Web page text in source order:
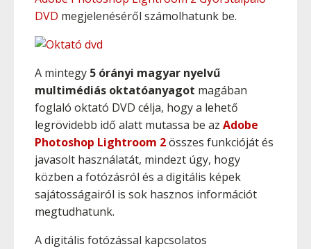
DVD megjelenéséről számolhatunk be.
A mintegy 5 órányi magyar nyelvű
multimédiás oktatóanyagot magában
foglaló oktató DVD célja, hogy a lehető
legrövidebb idő alatt mutassa be az Adobe
Photoshop Lightroom 2összes funkcióját és
javasolt használatát, mindezt úgy, hogy
közben a fotózásról és a digitális képek
sajátosságairól is sok hasznos információt
megtudhatunk.
A digitális fotózással kapcsolatos